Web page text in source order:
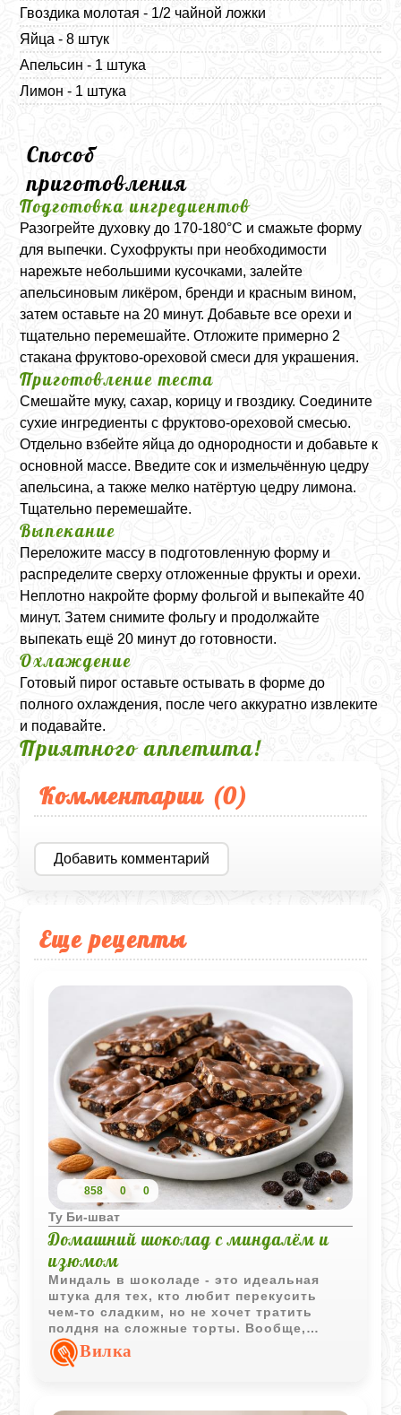
Гвоздика молотая - 1/2 чайной ложки
Яйца - 8 штук
Апельсин - 1 штука
Лимон - 1 штука
Способ
приготовления
Подготовка ингредиентов
Разогрейте духовку до 170-180°C и смажьте форму
для выпечки. Сухофрукты при необходимости
нарежьте небольшими кусочками, залейте
апельсиновым ликёром, бренди и красным вином,
затем оставьте на 20 минут. Добавьте все орехи и
тщательно перемешайте. Отложите примерно 2
стакана фруктово-ореховой смеси для украшения.
Приготовление теста
Смешайте муку, сахар, корицу и гвоздику. Соедините
сухие ингредиенты с фруктово-ореховой смесью.
Отдельно взбейте яйца до однородности и добавьте к
основной массе. Введите сок и измельчённую цедру
апельсина, а также мелко натёртую цедру лимона.
Тщательно перемешайте.
Выпекание
Переложите массу в подготовленную форму и
распределите сверху отложенные фрукты и орехи.
Неплотно накройте форму фольгой и выпекайте 40
минут. Затем снимите фольгу и продолжайте
выпекать ещё 20 минут до готовности.
Охлаждение
Готовый пирог оставьте остывать в форме до
полного охлаждения, после чего аккуратно извлеките
и подавайте.
Приятного аппетита!
Комментарии (0)
Добавить комментарий
Еще рецепты
858 0 0
Ту Би-шват
Домашний шоколад с миндалём и
изюмом
Миндаль в шоколаде - это идеальная
штука для тех, кто любит перекусить
чем-то сладким, но не хочет тратить
полдня на сложные торты. Вообще,
сочетание молочного шоколада,
хрустящего миндаля и тягучего изюма -
домашний шоколад получается намного
Вилка